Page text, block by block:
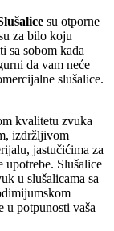
su otporne
za bilo koju
sa sobom kada
da vam neće
slušalice.
kvalitetu zvuka
izdržljivom
jastučićima za
upotrebe. Slušalice
u slušalicama sa
u potpunosti vaša